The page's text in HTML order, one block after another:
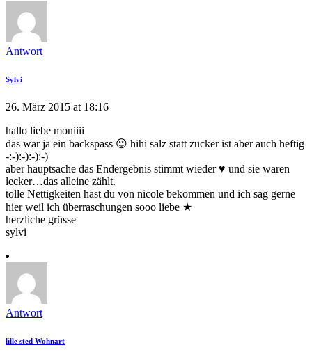
Antwort
Sylvi
26. März 2015 at 18:16
hallo liebe moniiii
das war ja ein backspass 😉 hihi salz statt zucker ist aber auch heftig
-:-):-):-):-)
aber hauptsache das Endergebnis stimmt wieder ♥ und sie waren
lecker…das alleine zählt.
tolle Nettigkeiten hast du von nicole bekommen und ich sag gerne
hier weil ich überraschungen sooo liebe ★
herzliche grüsse
sylvi
Antwort
lille sted Wohnart